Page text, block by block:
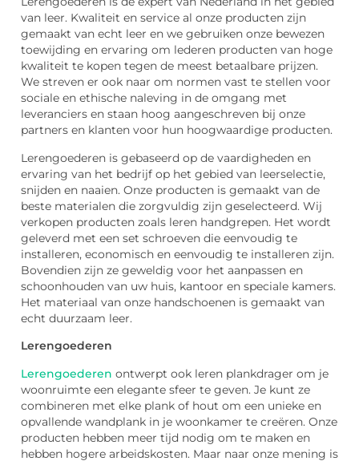
van leer. Kwaliteit en service al onze producten zijn
gemaakt van echt leer en we gebruiken onze bewezen
toewijding en ervaring om lederen producten van hoge
kwaliteit te kopen tegen de meest betaalbare prijzen.
We streven er ook naar om normen vast te stellen voor
sociale en ethische naleving in de omgang met
leveranciers en staan ​​hoog aangeschreven bij onze
partners en klanten voor hun hoogwaardige producten.
Lerengoederen is gebaseerd op de vaardigheden en
ervaring van het bedrijf op het gebied van leerselectie,
snijden en naaien. Onze producten is gemaakt van de
beste materialen die zorgvuldig zijn geselecteerd. Wij
verkopen producten zoals leren handgrepen. Het wordt
geleverd met een set schroeven die eenvoudig te
installeren, economisch en eenvoudig te installeren zijn.
Bovendien zijn ze geweldig voor het aanpassen en
schoonhouden van uw huis, kantoor en speciale kamers.
Het materiaal van onze handschoenen is gemaakt van
echt duurzaam leer.
Lerengoederen
Lerengoederen ontwerpt ook leren plankdrager om je
woonruimte een elegante sfeer te geven. Je kunt ze
combineren met elke plank of hout om een ​​unieke en
opvallende wandplank in je woonkamer te creëren. Onze
producten hebben meer tijd nodig om te maken en
hebben hogere arbeidskosten. Maar naar onze mening is